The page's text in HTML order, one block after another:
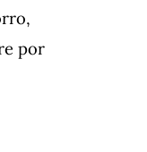
por